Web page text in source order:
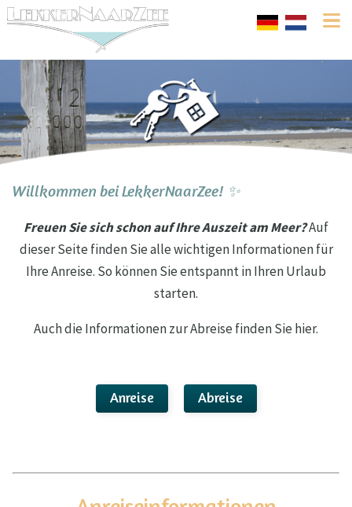
Willkommen bei LekkerNaarZee! ✨
Freuen Sie sich schon auf Ihre Auszeit am Meer?Auf
dieser Seite finden Sie alle wichtigen Informationen für
Ihre Anreise. So können Sie entspannt in Ihren Urlaub
starten.
Auch die Informationen zur Abreise finden Sie hier.
Anreise Abreise